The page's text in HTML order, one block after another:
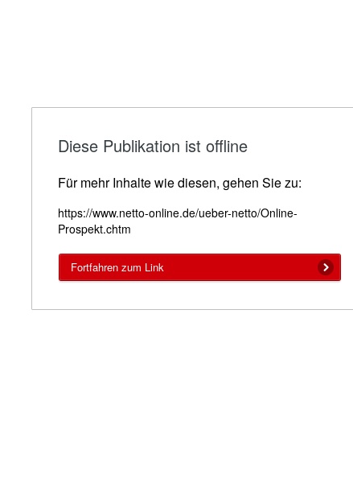
Diese Publikation ist offline
Für mehr Inhalte wie diesen, gehen Sie zu:
https://www.netto-online.de/ueber-netto/Online-
Prospekt.chtm
Fortfahren zum Link